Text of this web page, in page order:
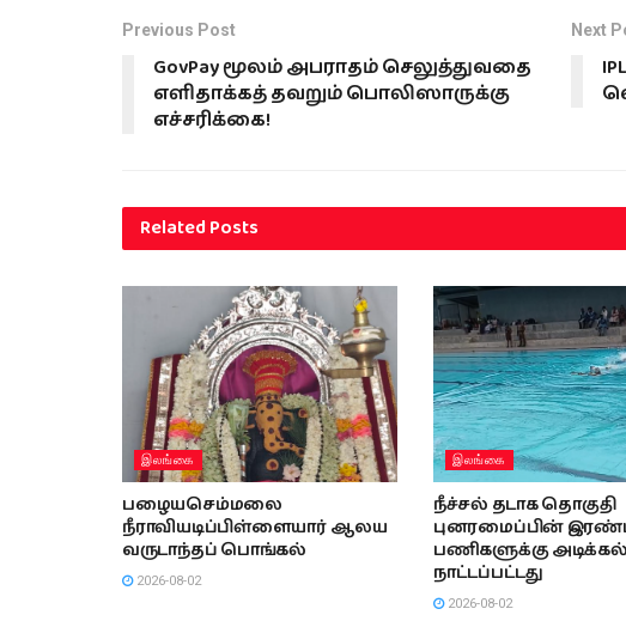
Previous Post
GovPay மூலம் அபராதம் செலுத்துவதை
எளிதாக்கத் தவறும் பொலிஸாருக்கு
எச்சரிக்கை!
Next
RelatedPosts
இலங்கை
பழையசெம்மலை
நீராவியடிப்பிள்ளையார் ஆலய
வருடாந்தப் பொங்கல்
2026-08-02
இலங்கை
நீச்சல் தடாக தொகுதி
புனரமைப்பின்
பணிகளுக்கு அடிக்கல்
நாட்டப்பட்டது
2026-08-02